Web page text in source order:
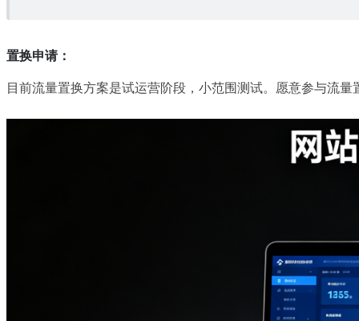
置换申请：
目前流量置换方案是试运营阶段，小范围测试。愿意参与流量